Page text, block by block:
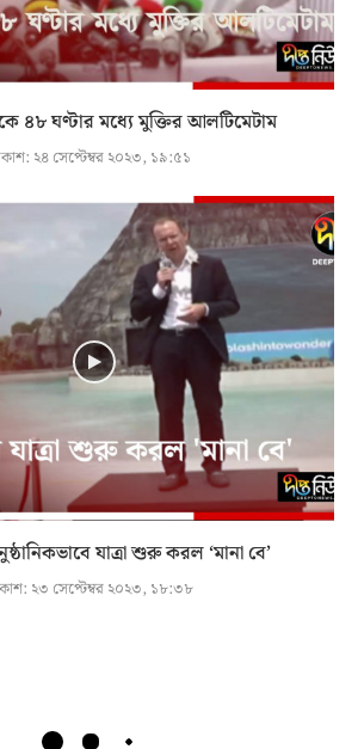
৪৮ ঘণ্টার মধ্যে মুক্তির আলটিমেটাম
২৪ সেপ্টেম্বর ২০২৩, ১৯:৫১
যাত্রা শুরু করল ‘মানা বে’
২৩ সেপ্টেম্বর ২০২৩, ১৮:৩৮